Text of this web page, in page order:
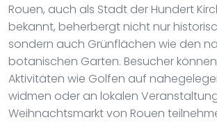
Rouen, auch als Stadt der Hundert
bekannt, beherbergt nicht nur
sondern auch Grünflächen wie den
botanischen Garten. Besucher
Aktivitäten wie Golfen auf
widmen oder an lokalen
Weihnachtsmarkt von Rouen